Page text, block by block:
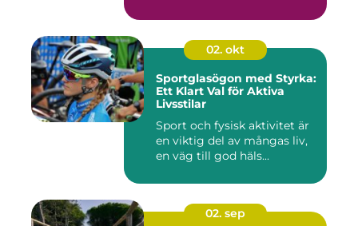
02. okt
Sportglasögon med Styrka:
Ett Klart Val för Aktiva
Livsstilar
Sport och fysisk aktivitet är
en viktig del av mångas liv,
en väg till god häls...
02. sep